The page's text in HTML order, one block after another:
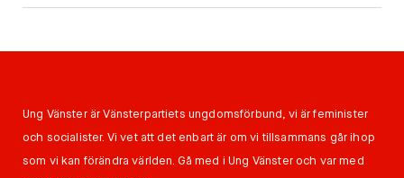
Ung Vänster är Vänsterpartiets ungdomsförbund, vi är feminister
och socialister. Vi vet att det enbart är om vi tillsammans går ihop
som vi kan förändra världen. Gå med i Ung Vänster och var med